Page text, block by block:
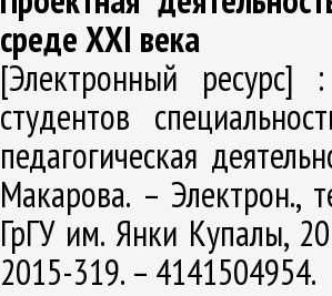
среде ХХI века
[Электронный ресурс]
студентов
педагогическая
Макарова. – Электрон.,
ГрГУ им. Янки Купалы,
2015-319. – 4141504954.